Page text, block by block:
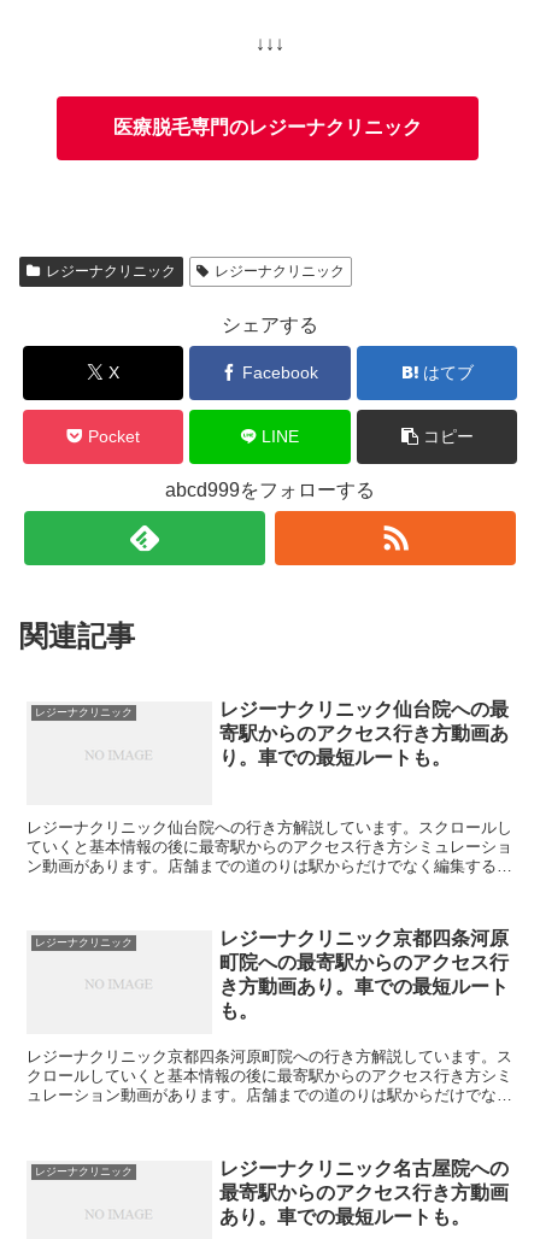
↓↓↓
医療脱毛専門のレジーナクリニック
レジーナクリニック レジーナクリニック
シェアする
X Facebook はてブ
Pocket LINE コピー
abcd999をフォローする
関連記事
レジーナクリニック
レジーナクリニック仙台院への最
寄駅からのアクセス行き方動画あ
り。車での最短ルートも。
レジーナクリニック仙台院への行き方解説しています。スクロールし
ていくと基本情報の後に最寄駅からのアクセス行き方シミュレーショ
ン動画があります。店舗までの道のりは駅からだけでなく編集するこ
レジーナクリニック
レジーナクリニック京都四条河原
町院への最寄駅からのアクセス行
き方動画あり。車での最短ルート
も。
レジーナクリニック京都四条河原町院への行き方解説しています。ス
クロールしていくと基本情報の後に最寄駅からのアクセス行き方シミ
ュレーション動画があります。店舗までの道のりは駅からだけでなく
レジーナクリニック
レジーナクリニック名古屋院への
最寄駅からのアクセス行き方動画
あり。車での最短ルートも。